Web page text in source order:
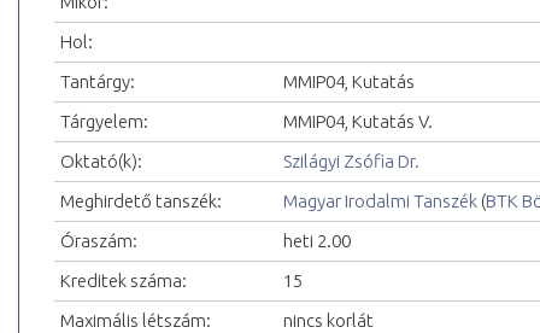
Hol:
Tantárgy:
MMIP04, Kutatás
Tárgyelem:
MMIP04, Kutatás V.
Oktató(k):
Szilágyi Zsófia Dr.
Meghirdető tanszék:
Magyar Irodalmi Tanszék (BTK
Óraszám:
heti 2.00
Kreditek száma:
15
Maximális létszám:
nincs korlát